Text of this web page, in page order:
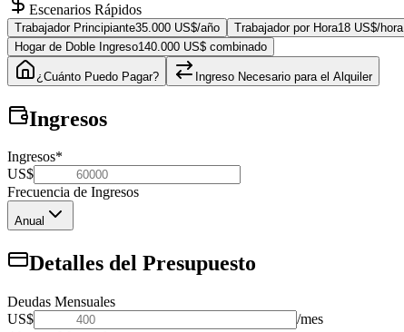
Escenarios Rápidos
Trabajador Principiante35.000 US$/año Trabajador por Hora18 US$/hora
Hogar de Doble Ingreso140.000 US$ combinado
¿Cuánto Puedo Pagar? Ingreso Necesario para el Alquiler
Ingresos
Ingresos*
US$
Frecuencia de Ingresos
Anual
Detalles del Presupuesto
Deudas Mensuales
US$
/mes